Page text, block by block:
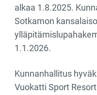
alkaa 1.8.2025.
Sotkamon
1.1.2026.
Kunnanhallitus
Vuokatti Sport